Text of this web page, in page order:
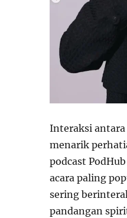
Interaksi antara
menarik
podcast
acara paling
sering
pandangan